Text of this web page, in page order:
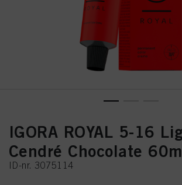
IGORA ROYAL 5-16
Cendré Chocolate
ID-nr. 3075114